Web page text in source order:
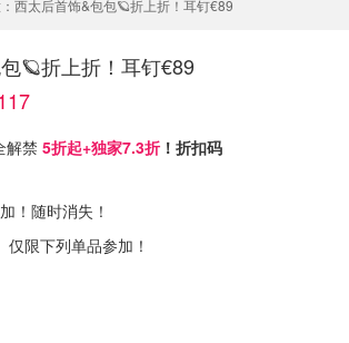
西太后首饰&包包🪐折上折！耳钉€89
🪐折上折！耳钉€89
解禁 5折起+独家7.3折 ！折扣码
！随时消失！
限下列单品参加！